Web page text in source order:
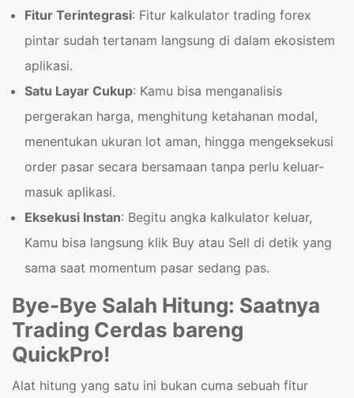
Fitur Terintegrasi: Fitur kalkulator trading forex
pintar sudah tertanam langsung di dalam ekosistem
aplikasi.
Satu Layar Cukup: Kamu bisa menganalisis
pergerakan harga, menghitung ketahanan modal,
menentukan ukuran lot aman, hingga mengeksekusi
order pasar secara bersamaan tanpa perlu keluar-
masuk aplikasi.
Eksekusi Instan: Begitu angka kalkulator keluar,
Kamu bisa langsung klik Buy atau Sell di detik yang
sama saat momentum pasar sedang pas.
Bye-Bye Salah Hitung: Saatnya
Trading Cerdas bareng
QuickPro!
Alat hitung yang satu ini bukan cuma sebuah fitur